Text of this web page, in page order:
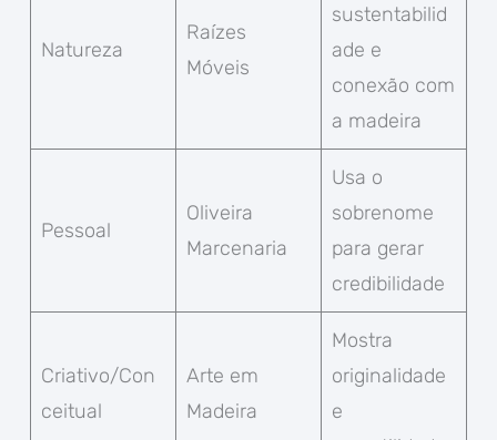
Natureza
Raízes
Móveis
sustentabilid
ade e
conexão com
a madeira
Pessoal
Oliveira
Marcenaria
Usa o
sobrenome
para gerar
credibilidade
Criativo/Con
ceitual
Arte em
Madeira
Mostra
originalidade
e